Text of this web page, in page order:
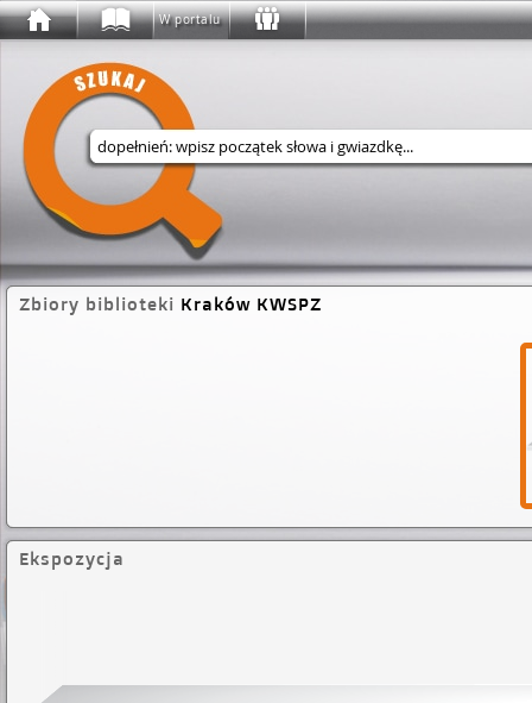
W portalu
Wyszukaj w serwisie
Zbiory biblioteki Kraków KWSPZ
Ekspozycja